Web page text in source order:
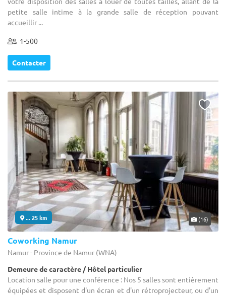
petite salle intime à la grande salle de réception pouvant
accueillir ...
1-500
Contacter
... 25 km (16)
Coworking Namur
Namur - Province de Namur (WNA)
Demeure de caractère / Hôtel particulier
Location salle pour une conférence : Nos 5 salles sont entièrement
équipées et disposent d'un écran et d'un rétroprojecteur, ou d'un